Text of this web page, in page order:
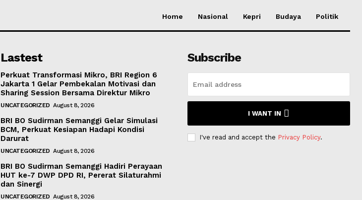
Home Nasional Kepri Budaya Politik
Lastest
Perkuat Transformasi Mikro, BRI Region 6
Jakarta 1 Gelar Pembekalan Motivasi dan
Sharing Session Bersama Direktur Mikro
UNCATEGORIZED August 8, 2026
BRI BO Sudirman Semanggi Gelar Simulasi
BCM, Perkuat Kesiapan Hadapi Kondisi
Darurat
UNCATEGORIZED August 8, 2026
BRI BO Sudirman Semanggi Hadiri Perayaan
HUT ke-7 DWP DPD RI, Pererat Silaturahmi
dan Sinergi
UNCATEGORIZED August 8, 2026
Subscribe
I WANT IN
I've read and accept the Privacy Policy.